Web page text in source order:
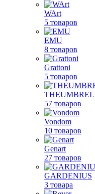
WArt
5 товаров
EMU
8 товаров
Grattoni
5 товаров
57 товаров
Vondom
10 товаров
Genart
27 товаров
GARDENIUS
3 товара